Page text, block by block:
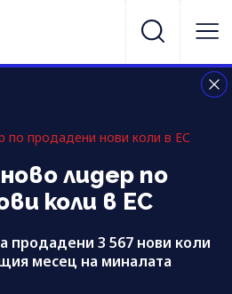
по продадени нови коли в ЕС
лидер по
коли в ЕС
продадени 3 567 нови коли
месец на миналата